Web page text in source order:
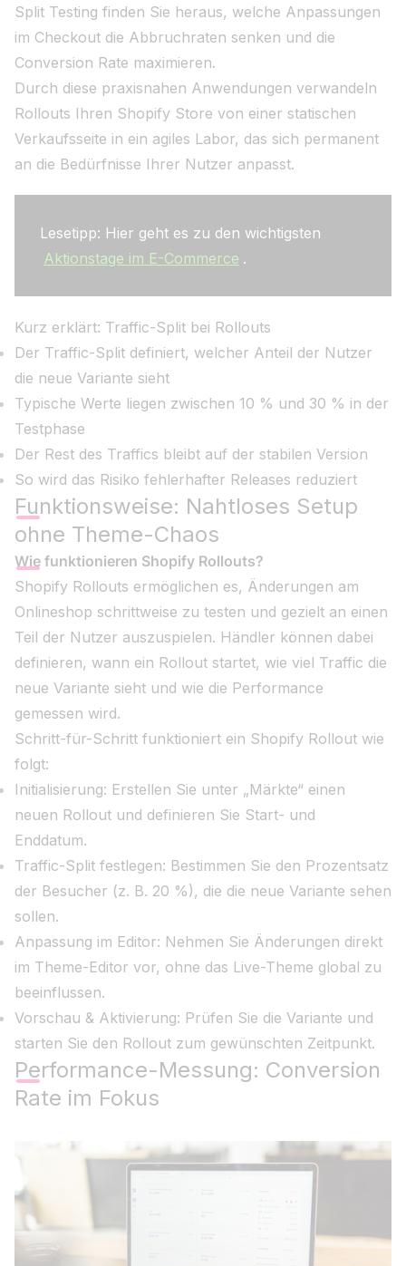
Split Testing finden Sie heraus, welche Anpassungen
im Checkout die Abbruchraten senken und die
Conversion Rate maximieren.
Durch diese praxisnahen Anwendungen verwandeln
Rollouts Ihren Shopify Store von einer statischen
Verkaufsseite in ein agiles Labor, das sich permanent
an die Bedürfnisse Ihrer Nutzer anpasst.
Lesetipp: Hier geht es zu den wichtigsten
Aktionstage im E-Commerce .
Kurz erklärt: Traffic-Split bei Rollouts
Der Traffic-Split definiert, welcher Anteil der Nutzer
die neue Variante sieht
Typische Werte liegen zwischen 10 % und 30 % in der
Testphase
Der Rest des Traffics bleibt auf der stabilen Version
So wird das Risiko fehlerhafter Releases reduziert
Funktionsweise: Nahtloses Setup
ohne Theme-Chaos
Wie funktionieren Shopify Rollouts?
Shopify Rollouts ermöglichen es, Änderungen am
Onlineshop schrittweise zu testen und gezielt an einen
Teil der Nutzer auszuspielen. Händler können dabei
definieren, wann ein Rollout startet, wie viel Traffic die
neue Variante sieht und wie die Performance
gemessen wird.
Schritt-für-Schritt funktioniert ein Shopify Rollout wie
folgt:
Initialisierung: Erstellen Sie unter „Märkte“ einen
neuen Rollout und definieren Sie Start- und
Enddatum.
Traffic-Split festlegen: Bestimmen Sie den Prozentsatz
der Besucher (z. B. 20 %), die die neue Variante sehen
sollen.
Anpassung im Editor: Nehmen Sie Änderungen direkt
im Theme-Editor vor, ohne das Live-Theme global zu
beeinflussen.
Vorschau & Aktivierung: Prüfen Sie die Variante und
starten Sie den Rollout zum gewünschten Zeitpunkt.
Performance-Messung: Conversion
Rate im Fokus